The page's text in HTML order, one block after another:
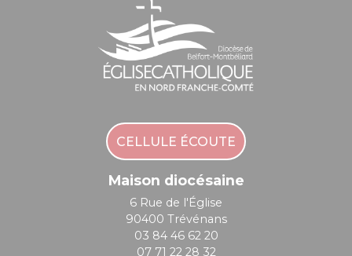
CELLULE ÉCOUTE
Maison diocésaine
6 Rue de l'Église
90400 Trévénans
03 84 46 62 20
07 71 22 28 32